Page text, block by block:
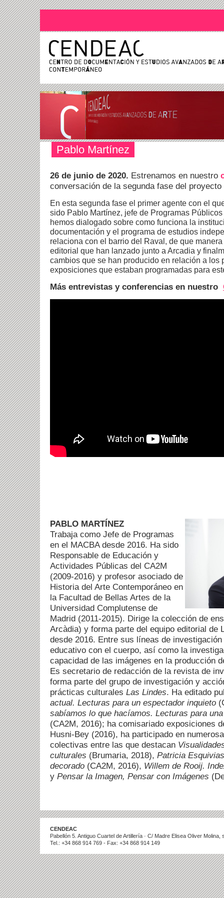
Pablo Martínez
26 de junio de 2020. Estrenamos en nuestro
conversación de la segunda fase del proyecto
En esta segunda fase el primer agente con el
sido Pablo Martínez, jefe de Programas
hemos dialogado sobre como funciona la
documentación y el programa de estudios
relaciona con el barrio del Raval, de que
editorial que han lanzado junto a Arcadia y
cambios que se han producido en relación a los
exposiciones que estaban programadas para
Más entrevistas y conferencias en nuestro
PABLO MARTÍNEZ
Trabaja como Jefe de Programas
en el MACBA desde 2016. Ha sido
Responsable de Educación y
Actividades Públicas del CA2M
(2009-2016) y profesor asociado de
Historia del Arte Contemporáneo en
la Facultad de Bellas Artes de la
Universidad Complutense de
Madrid (2011-2015). Dirige la colección de
Arcàdia) y forma parte del equipo editorial de
desde 2016. Entre sus líneas de
educativo con el cuerpo, así como la
capacidad de las imágenes en la producción
Es secretario de redacción de la revista de
forma parte del grupo de investigación y
prácticas culturales Las Lindes. Ha editado
actual. Lecturas para un espectador inquieto
sabíamos lo que hacíamos. Lecturas para
(CA2M, 2016); ha comisariado exposiciones
Husni-Bey (2016), ha participado en
colectivas entre las que destacan
culturales (Brumaria, 2018), Patricia
decorado (CA2M, 2016), Willem de Rooij.
y Pensar la Imagen, Pensar con Imágenes
CENDEAC
Pabellón 5. Antiguo Cuartel de Artillería · C/ Madre Elisea Oliver
Tel.: +34 868 914 769 - Fax: +34 868 914 149